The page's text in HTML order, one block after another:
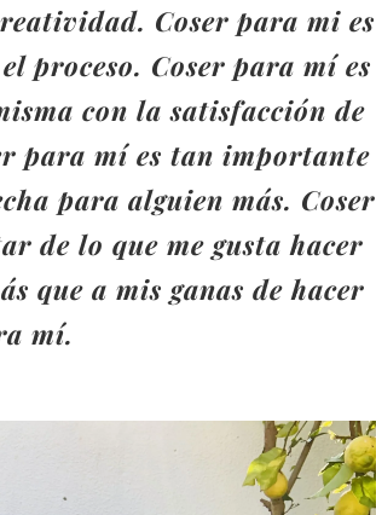
Coser para mi es
proceso. Coser para mí es
con la satisfacción de
para mí es tan importante
para alguien más. Coser
de lo que me gusta hacer
que a mis ganas de hacer
mí.